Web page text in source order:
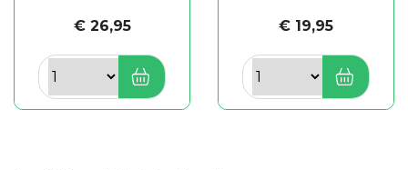
€ 26,95 € 19,95